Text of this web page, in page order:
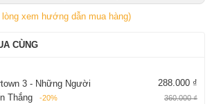
lòng xem hướng dẫn mua hàng)
CÙNG
3 - Những Người
Thắng
-20%
288.000 ₫
360.000 ₫